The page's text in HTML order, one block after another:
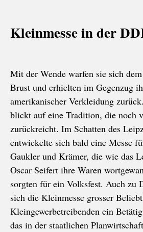
Kleinmesse in der
Mit der Wende warfen sie sich
Brust und erhielten im Gegenzug
amerikanischer Verkleidung
blickt auf eine Tradition, die noch
zurückreicht. Im Schatten des
entwickelte sich bald eine Messe
Gaukler und Krämer, die wie das
Oscar Seifert ihre Waren
sorgten für ein Volksfest. Auch zu
sich die Kleinmesse grosser
Kleingewerbetreibenden ein
das in der staatlichen